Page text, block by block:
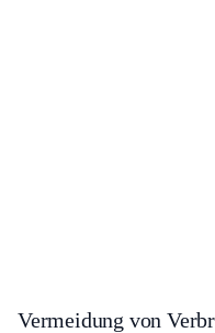
Vermeidung von